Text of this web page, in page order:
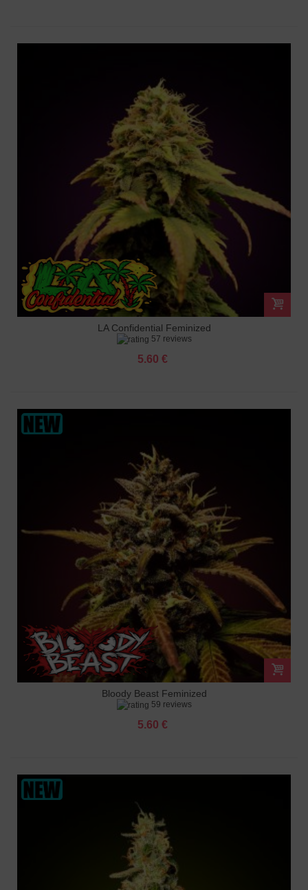
LA Confidential Feminized
57 reviews
5.60 €
Bloody Beast Feminized
59 reviews
5.60 €